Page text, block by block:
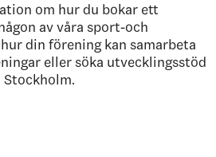
om hur du bokar ett
av våra sport-och
din förening kan samarbeta
eller söka utvecklingsstöd
Stockholm.